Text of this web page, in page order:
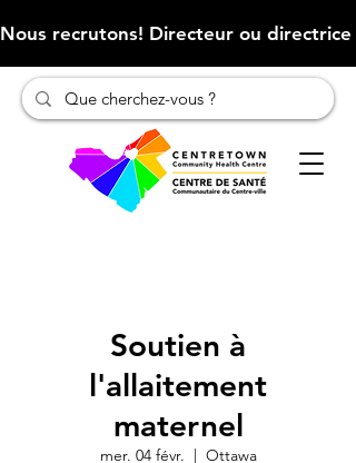
Nous recrutons! Directeur ou
Soutien à
l'allaitement
maternel
mer. 04 févr.
  |
Ottawa